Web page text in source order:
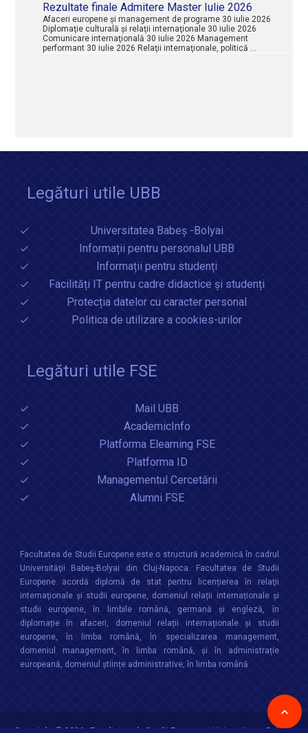
Rezultate finale Admitere Master Iulie 2026
Afaceri europene şi management de programe 30 iulie 2026
Diplomaţie culturală şi relaţii internaţionale 30 iulie 2026
Comunicare internaţională 30 iulie 2026 Management
performant 30 iulie 2026 Relaţii internaţionale, politică …
Legături utile UBB
Universitatea Babeș -Bolyai
Informații pentru personalul UBB
Informații pentru studenți
Facilități IT pentru cadre didactice și studenți
Protecția datelor cu caracter personal
Politica de utilizare a cookies-urilor
Legături utile FSE
Mail UBB
AcademicInfo
Platforma Elearning FSE
Platforma ID
Managementul Cercetării
Alumni FSE
Facultatea de Studii Europene este o structură academică în cadrul
Universităţii Babeș-Bolyai din Cluj-Napoca. Facultatea de Studii
Europene acordă diplomă de stat pentru licențierea în relaţii
internaţionale şi studii europene, domeniul relații internaționale şi
studii europene, în limbile română, germană și engleză, în
diplomație în afaceri, domeniul relații internaționale și studii
europene, în limba română, în specializarea management,
domeniul management, în limba română, și în administrație
europeană, domeniul științe administrative, în limba română
Copyright © 2026 : Facultatea de Studii Europene Universitatea Babes-